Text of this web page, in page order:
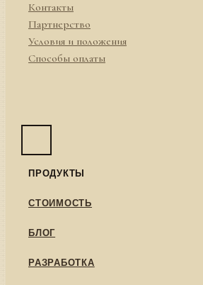
Контакты
Партнерство
Условия и положения
Способы оплаты
ПРОДУКТЫ
СТОИМОСТЬ
БЛОГ
РАЗРАБОТКА